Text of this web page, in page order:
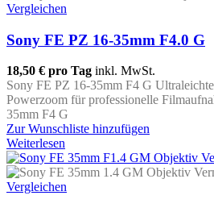
Vergleichen
Sony FE PZ 16-35mm F4.0 G
18,50 € pro Tag inkl. MwSt.
Sony FE PZ 16-35mm F4 G
Powerzoom für professionelle
35mm F4 G
Zur Wunschliste hinzufügen
Weiterlesen
Vergleichen